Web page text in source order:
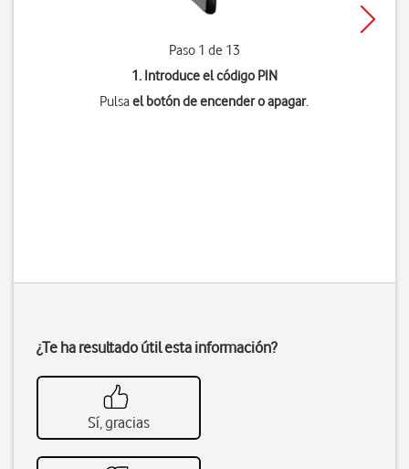
Paso 1 de 13
1. Introduce el código PIN
Pulsael botón de encender o apagar.
¿Te ha resultado útil esta información?
Sí, gracias